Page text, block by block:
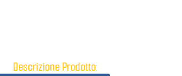
Descrizione Prodotto: